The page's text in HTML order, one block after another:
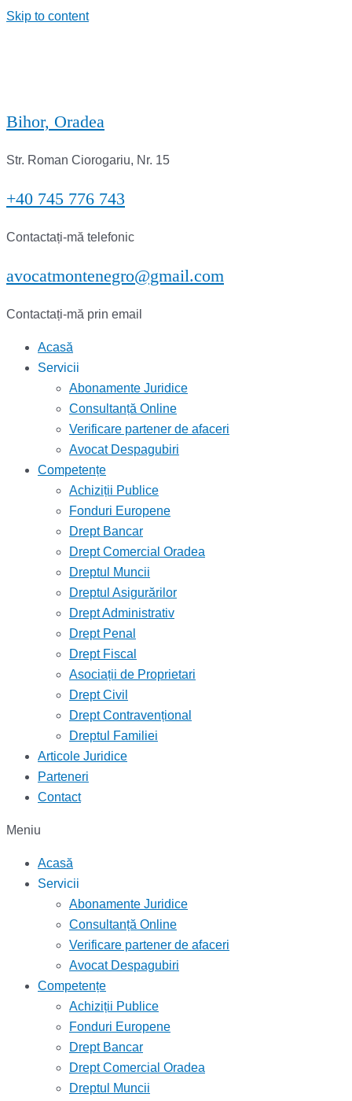
Skip to content
Bihor, Oradea
Str. Roman Ciorogariu, Nr. 15
+40 745 776 743
Contactați-mă telefonic
avocatmontenegro@gmail.com
Contactați-mă prin email
Acasă
Servicii
Abonamente Juridice
Consultanță Online
Verificare partener de afaceri
Avocat Despagubiri
Competențe
Achiziții Publice
Fonduri Europene
Drept Bancar
Drept Comercial Oradea
Dreptul Muncii
Dreptul Asigurărilor
Drept Administrativ
Drept Penal
Drept Fiscal
Asociații de Proprietari
Drept Civil
Drept Contravențional
Dreptul Familiei
Articole Juridice
Parteneri
Contact
Meniu
Acasă
Servicii
Abonamente Juridice
Consultanță Online
Verificare partener de afaceri
Avocat Despagubiri
Competențe
Achiziții Publice
Fonduri Europene
Drept Bancar
Drept Comercial Oradea
Dreptul Muncii